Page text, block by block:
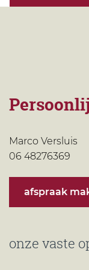
Marco Versluis
06
afspraak
onze vaste